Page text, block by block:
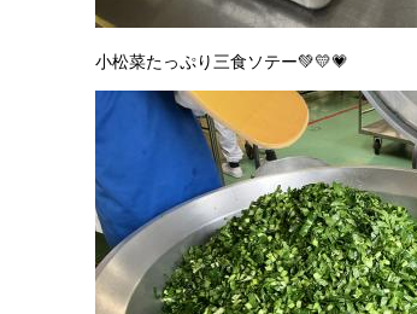
小松菜たっぷり三食ソテー💚💛💗